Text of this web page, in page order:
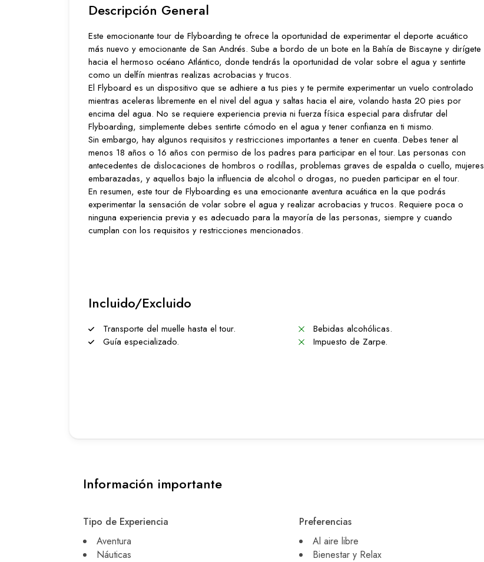
Descripción General
Este emocionante tour de Flyboarding te ofrece la oportunidad de experimentar el deporte acuático
más nuevo y emocionante de San Andrés. Sube a bordo de un bote en la Bahía de Biscayne y dirígete
hacia el hermoso océano Atlántico, donde tendrás la oportunidad de volar sobre el agua y sentirte
como un delfín mientras realizas acrobacias y trucos.
El Flyboard es un dispositivo que se adhiere a tus pies y te permite experimentar un vuelo controlado
mientras aceleras libremente en el nivel del agua y saltas hacia el aire, volando hasta 20 pies por
encima del agua. No se requiere experiencia previa ni fuerza física especial para disfrutar del
Flyboarding, simplemente debes sentirte cómodo en el agua y tener confianza en ti mismo.
Sin embargo, hay algunos requisitos y restricciones importantes a tener en cuenta. Debes tener al
menos 18 años o 16 años con permiso de los padres para participar en el tour. Las personas con
antecedentes de dislocaciones de hombros o rodillas, problemas graves de espalda o cuello, mujeres
embarazadas, y aquellos bajo la influencia de alcohol o drogas, no pueden participar en el tour.
En resumen, este tour de Flyboarding es una emocionante aventura acuática en la que podrás
experimentar la sensación de volar sobre el agua y realizar acrobacias y trucos. Requiere poca o
ninguna experiencia previa y es adecuado para la mayoría de las personas, siempre y cuando
cumplan con los requisitos y restricciones mencionados.
Incluido/Excluido
Transporte del muelle hasta el tour.
Guía especializado.
Bebidas alcohólicas.
Impuesto de Zarpe.
Información importante
Tipo de Experiencia
Aventura
Náuticas
Preferencias
Al aire libre
Bienestar y Relax